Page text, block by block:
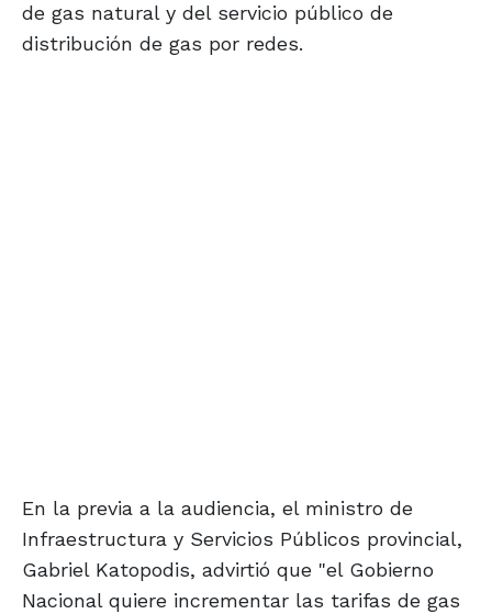
de gas natural y del servicio público de
distribución de gas por redes.
En la previa a la audiencia, el ministro de
Infraestructura y Servicios Públicos provincial,
Gabriel Katopodis, advirtió que "el Gobierno
Nacional quiere incrementar las tarifas de gas